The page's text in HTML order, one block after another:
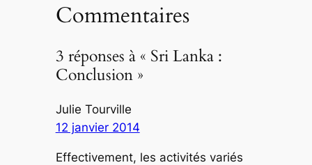
Commentaires
3 réponses à « Sri Lanka :
Conclusion »
Julie Tourville
12 janvier 2014
Effectivement, les activités variés